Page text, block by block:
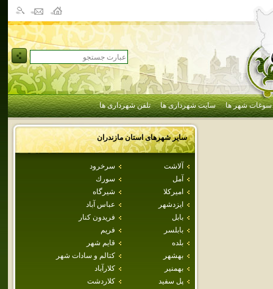
سوغات شهر ها سایت شهرداری ها تلفن شهرداری ها
سایر شهرهای استانمازندران
آلاشت
سرخرود
آمل
سورك
اميركلا
شيرگاه
ايزدشهر
عباس آباد
بابل
فريدون كنار
بابلسر
فريم
بلده
قايم شهر
بهشهر
كتالم و سادات شهر
بهمنير
كلارآباد
پل سفيد
كلاردشت